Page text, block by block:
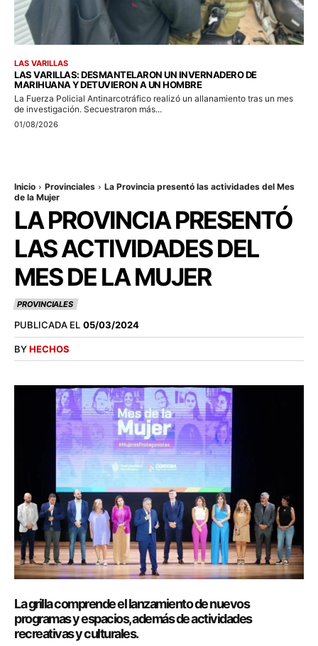
LAS VARILLAS
LAS VARILLAS: DESMANTELARON UN INVERNADERO DE
MARIHUANA Y DETUVIERON A UN HOMBRE
La Fuerza Policial Antinarcotráfico realizó un allanamiento tras un mes
de investigación. Secuestraron más...
01/08/2026